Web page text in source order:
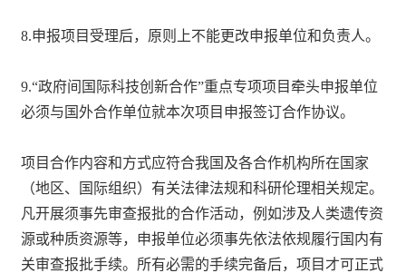
8.申报项目受理后，原则上不能更改申报单位和负责人。
9.“政府间国际科技创新合作”重点专项项目牵头申报单位
必须与国外合作单位就本次项目申报签订合作协议。
项目合作内容和方式应符合我国及各合作机构所在国家
（地区、国际组织）有关法律法规和科研伦理相关规定。
凡开展须事先审查报批的合作活动，例如涉及人类遗传资
源或种质资源等，申报单位必须事先依法依规履行国内有
关审查报批手续。所有必需的手续完备后，项目才可正式